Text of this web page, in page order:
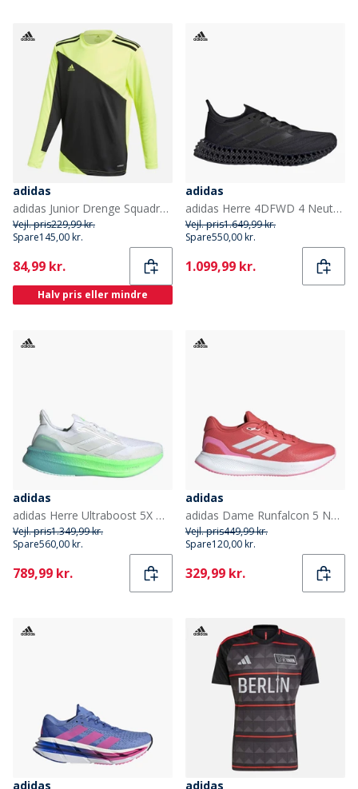
adidas
adidas Junior Drenge Squadra 21 Målmands Trøje Team Solar Yellow/Sort
Vejl. pris229,99 kr.
Spare145,00 kr.
Current
84,99 kr.
Halv pris eller mindre
adidas
adidas Herre 4DFWD 4 Neutral Løbesko Core Black/Core Black/Core Black
Vejl. pris1.649,99 kr.
Spare550,00 kr.
Current
1.099,99 kr.
adidas
adidas Herre Ultraboost 5X Neutrale Løbesko Cloud White/Dash Grey/Lime Burst
Vejl. pris1.349,99 kr.
Spare560,00 kr.
Current
789,99 kr.
adidas
adidas Dame Runfalcon 5 Neutrale Løbesko Better Scarlet/Cloud White/Bliss Pink
Vejl. pris449,99 kr.
Spare120,00 kr.
Current
329,99 kr.
adidas adidas